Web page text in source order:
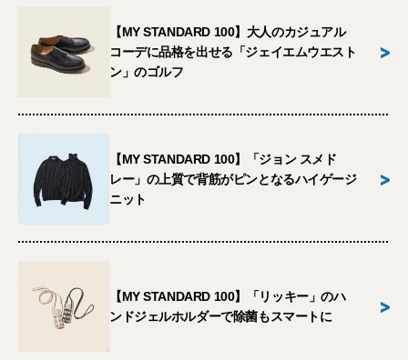
【MY STANDARD 100】大人のカジュアル
コーデに品格を出せる「ジェイエムウエスト
ン」のゴルフ
>
【MY STANDARD 100】「ジョン スメド
レー」の上質で背筋がピンとなるハイゲージ
ニット
>
【MY STANDARD 100】「リッキー」のハ
ンドジェルホルダーで除菌もスマートに
>